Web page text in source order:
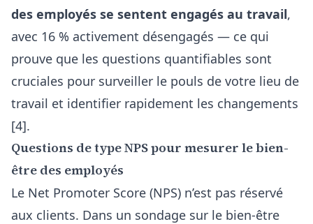
des employés se sentent engagés au travail,
avec 16 % activement désengagés — ce qui
prouve que les questions quantifiables sont
cruciales pour surveiller le pouls de votre lieu de
travail et identifier rapidement les changements
[4].
Questions de type NPS pour mesurer le bien-
être des employés
Le Net Promoter Score (NPS) n’est pas réservé
aux clients. Dans un sondage sur le bien-être